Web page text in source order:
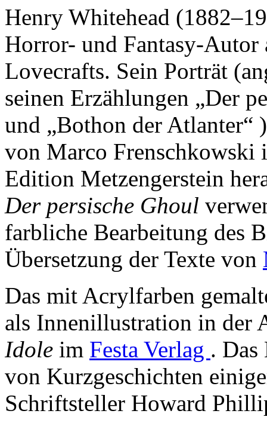
Henry Whitehead
Horror- und Fantasy-Autor
Lovecrafts. Sein Porträt
seinen Erzählungen „Der
und „Bothon der Atlanter“
von Marco Frenschkowski
Edition Metzengerstein
Der persische Ghoul
farbliche Bearbeitung des
Übersetzung der Texte von
Das mit Acrylfarben
als Innenillustration in der
Idole im Festa Verlag . Das
von Kurzgeschichten
Schriftsteller Howard